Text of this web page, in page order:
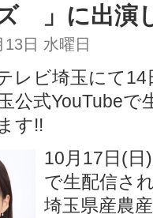
」に出演
13日 水曜日
レビ埼玉にて
公式YouTube
す!!
10月17日(日
で生配信さ
埼玉県産農